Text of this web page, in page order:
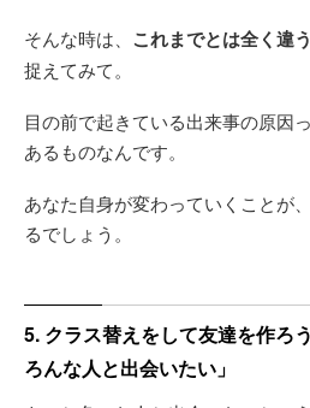
そんな時は、 これまでとは全く違
捉えてみて。
目の前で起きている出来事の原因
あるものなんです。
あなた自身が変わっていくことが
るでしょう。
5. クラス替えをして友達を作ろ
ろんな人と出会いたい」